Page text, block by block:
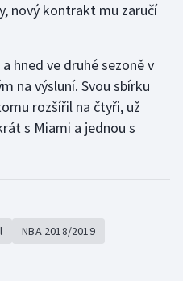
nový kontrakt mu zaručí
hned ve druhé sezoně v
na výsluní. Svou sbírku
rozšířil na čtyři, už
s Miami a jednou s
NBA 2018/2019